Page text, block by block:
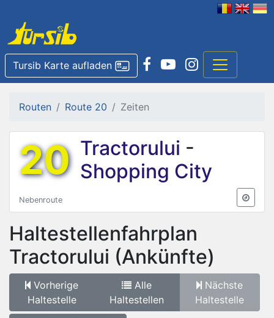
Tursib Karte aufladen
Routen Route 20 Zeiten
20 Tractorului -
Shopping City
Nebenroute
Haltestellenfahrplan
Tractorului (Ankünfte)
Vorherige
Haltestelle
Alle
Haltestellen
Nächste
Haltestelle